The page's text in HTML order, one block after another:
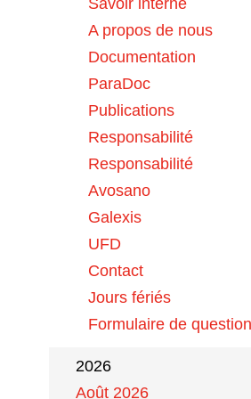
Savoir interne
A propos de nous
Documentation
ParaDoc
Publications
Responsabilité
Responsabilité
Avosano
Galexis
UFD
Contact
Jours fériés
Formulaire de question
05 août 2026
Enflonsia®
prophylaxie d…
04 août 2026
Viscum album Qu
Archives
2026
Août 2026